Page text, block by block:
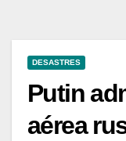
DESASTRES
Putin
aérea